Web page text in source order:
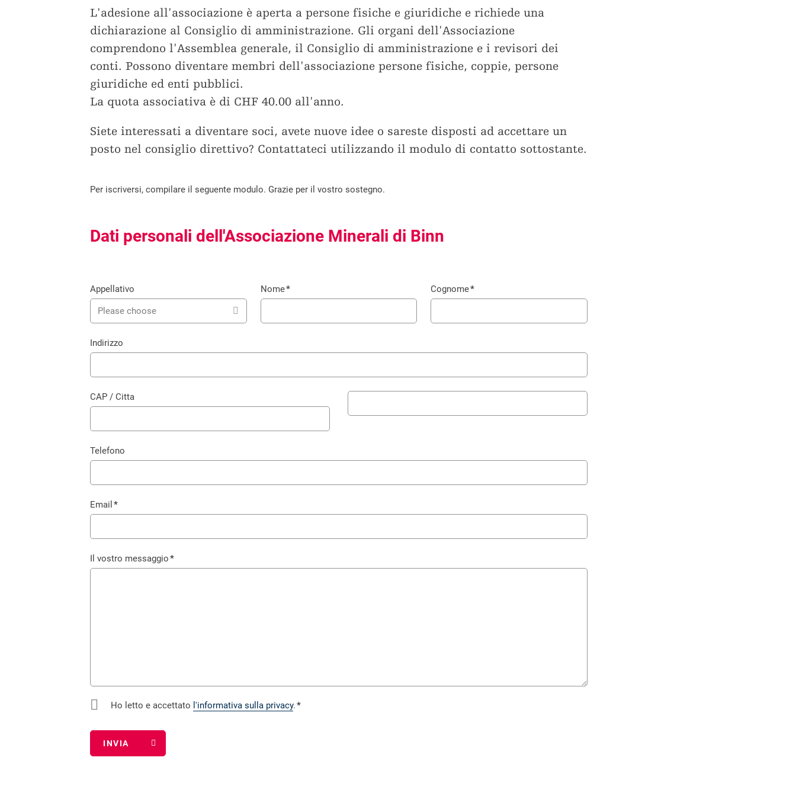
L'adesione all'associazione è aperta a persone fisiche e giuridiche e richiede una
dichiarazione al Consiglio di amministrazione. Gli organi dell'Associazione
comprendono l'Assemblea generale, il Consiglio di amministrazione e i revisori dei
conti. Possono diventare membri dell'associazione persone fisiche, coppie, persone
giuridiche ed enti pubblici.
La quota associativa è di CHF 40.00 all'anno.
Siete interessati a diventare soci, avete nuove idee o sareste disposti ad accettare un
posto nel consiglio direttivo? Contattateci utilizzando il modulo di contatto sottostante.
Per iscriversi, compilare il seguente modulo. Grazie per il vostro sostegno.
Dati personali dell'Associazione Minerali di Binn
Appellativo
Please choose
Nome*
Campo
obbligatorio
Cognome*
Campo
obbligatorio
Indirizzo
CAP / Citta
Telefono
Email *
Campo
obbligatorio
Il vostro messaggio*
Campo
Ho letto e accettato l'informativa sulla privacy.*
obbligatorio